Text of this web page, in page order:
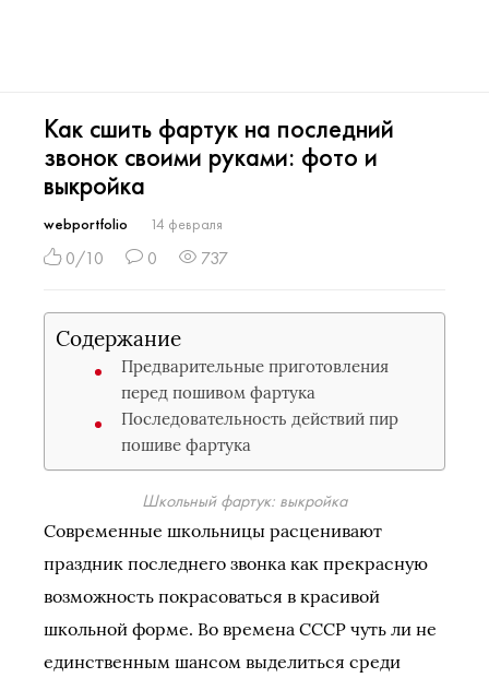
Как сшить фартук на последний
звонок своими руками: фото и
выкройка
webportfolio 14 февраля
0/10 0 737
Содержание
Предварительные приготовления
перед пошивом фартука
Последовательность действий пир
пошиве фартука
Школьный фартук: выкройка
Современные школьницы расценивают
праздник последнего звонка как прекрасную
возможность покрасоваться в красивой
школьной форме. Во времена СССР чуть ли не
единственным шансом выделиться среди